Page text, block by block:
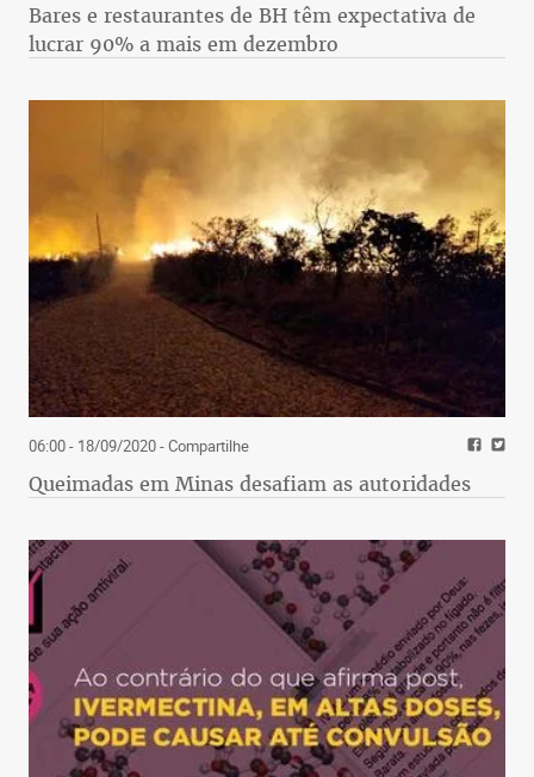
Bares e restaurantes de BH têm expectativa de
lucrar 90% a mais em dezembro
06:00 - 18/09/2020- Compartilhe
Queimadas em Minas desafiam as autoridades